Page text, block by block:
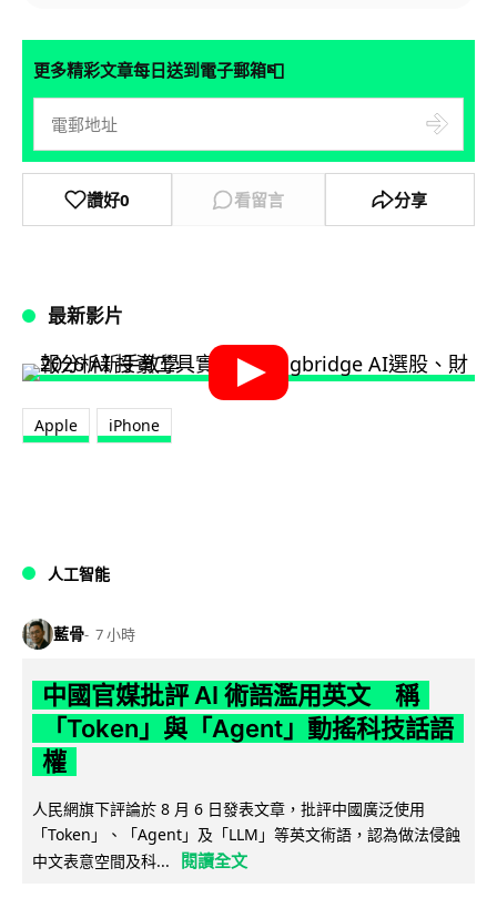
更多精彩文章每日送到電子郵箱📮
讚好0 看留言 分享
最新影片
Apple iPhone
人工智能
藍骨 7 小時
中國官媒批評 AI 術語濫用英文 稱
「Token」與「Agent」動搖科技話語
權
人民網旗下評論於 8 月 6 日發表文章，批評中國廣泛使用
「Token」、「Agent」及「LLM」等英文術語，認為做法侵蝕
中文表意空間及科...
閱讀全文